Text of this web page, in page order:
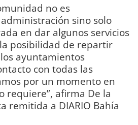
no es
sino solo
en dar algunos servicios
posibilidad de repartir
ayuntamientos
con todas las
por un momento en
requiere”, afirma De la
remitida a DIARIO Bahía